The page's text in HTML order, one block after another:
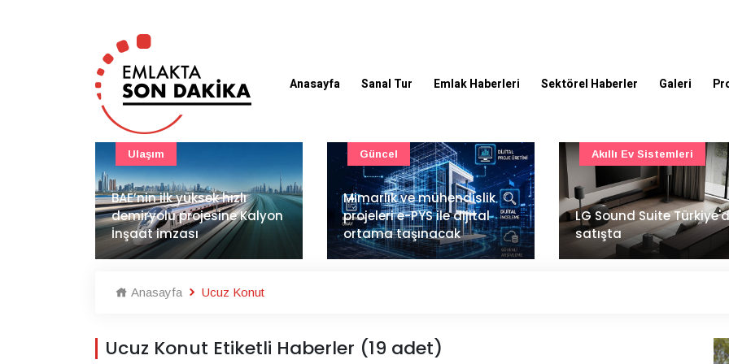
Anasayfa Sanal Tur Emlak Haberleri Sektörel Haberler Galeri
Mimarlık ve mühendislik
projeleri e-PYS ile dijital
ortama taşınacak
Güncel
LG Sound Suite Türkiye'de
satışta
Akıllı Ev Sistemleri
İstanbul Havalimanı'nın
ana pistinde sona doğru
Ulaşım
Anasayfa Ucuz Konut
Ucuz Konut Etiketli Haberler (19 adet)